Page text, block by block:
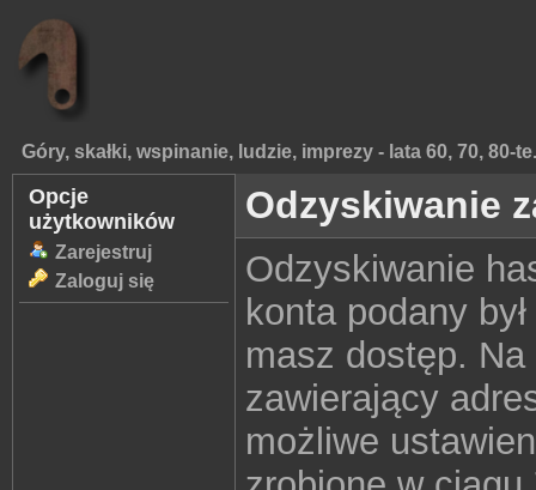
Góry, skałki, wspinanie, ludzie, imprezy - lata 60, 70, 80-te.
Opcje
użytkowników
Zarejestruj
Zaloguj się
Odzyskiwanie
Odzyskiwanie
konta podany
masz dostęp.
zawierający
możliwe